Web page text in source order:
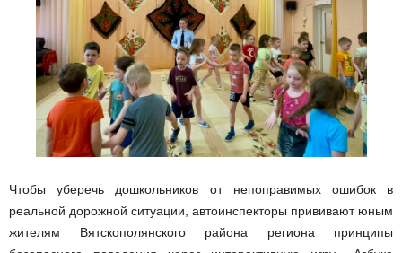
Чтобы уберечь дошкольников от непоправимых ошибок в
реальной дорожной ситуации, автоинспекторы прививают юным
жителям Вятскополянского района региона принципы